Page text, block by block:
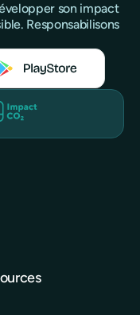
son impact
Responsabilisons